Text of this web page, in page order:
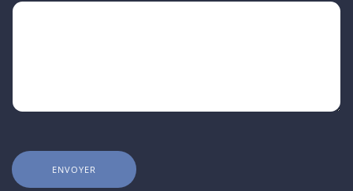
ENVOYER